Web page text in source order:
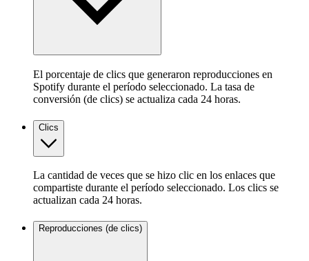
El porcentaje de clics que generaron reproducciones en
Spotify durante el período seleccionado. La tasa de
conversión (de clics) se actualiza cada 24 horas.
Clics
La cantidad de veces que se hizo clic en los enlaces que
compartiste durante el período seleccionado. Los clics se
actualizan cada 24 horas.
Reproducciones (de clics)